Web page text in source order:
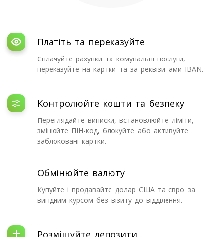
Платіть та переказуйте
Сплачуйте рахунки та комунальні послуги,
переказуйте на картки та за реквізитами IBAN.
Контролюйте кошти та безпеку
Переглядайте виписки, встановлюйте ліміти,
змінюйте ПІН-код, блокуйте або активуйте
заблоковані картки.
Обмінюйте валюту
Купуйте і продавайте долар США та євро за
вигідним курсом без візиту до відділення.
Розміщуйте депозити